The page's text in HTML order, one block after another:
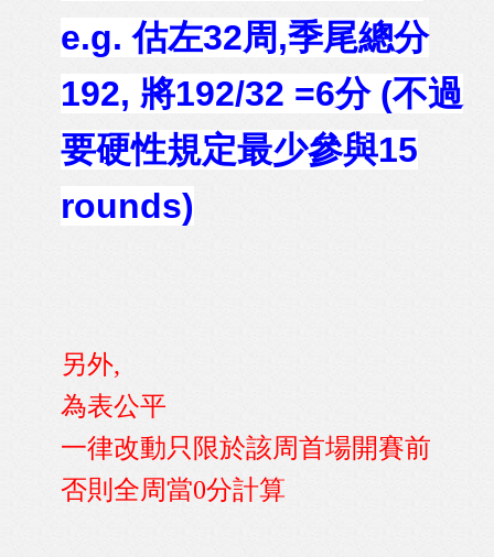
e.g. 估左32周,季尾總分
192, 將192/32 =6分 (不過
要硬性規定最少參與15
rounds)
另外,
為表公平
一律改動只限於該周首場開賽前
否則全周當0分計算